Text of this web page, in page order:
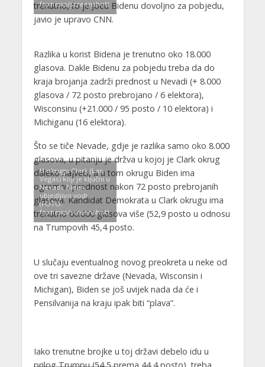
trenutno, to je Joeu Bidenu dovoljno za pobjedu,
javio je upravo CNN.
foxnews/screenshot)
Razlika u korist Bidena je trenutno oko 18.000
glasova. Dakle Bidenu za pobjedu treba da do
kraja brojanja zadrži prednost u Nevadi (+ 8.000
glasova / 72 posto prebrojano / 6 elektora),
Wisconsinu (+21.000 / 95 posto / 10 elektora) i
Michiganu (16 elektora).
Što se tiče Nevade, gdje je razlika samo oko 8.000
glasova, u pitanju je držva u kojoj je Clark okrug
daleko najveći, a u tom okrugu Biden ima
ogromnu prednost nakon 72 posto prebrojanih
glasova. Kandidat Demokrata u Clark okrugu ima
trenutno 60.000 glasova više (52,9 posto u odnosu
na Trumpovih 45,4 posto.
U okrugu Clark (Las
Vegas) koji je ključni u
Nevadi, Biden
ubjedljivo vodi
(FOTO:
foxnews/screenshot)
U slučaju eventualnog novog preokreta u neke od
ove tri savezne države (Nevada, Wisconsin i
Michigan), Biden se još uvijek nada da će i
Pensilvanija na kraju ipak biti “plava”.
Iako trenutne brojke u toj državi debelo idu u